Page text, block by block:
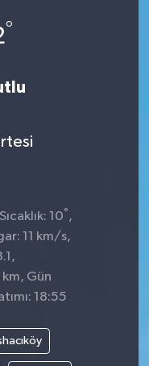
°
10° ,
11 km/s,
Gün
18:55